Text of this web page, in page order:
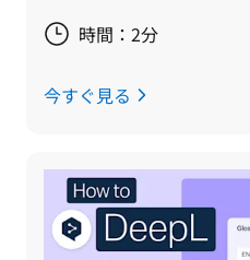
時間：2分
今すぐ見る